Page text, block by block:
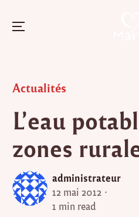
content
Menu
Posted
Actualités
L’eau
zones
administrateur
12 mai 2012
1 min read